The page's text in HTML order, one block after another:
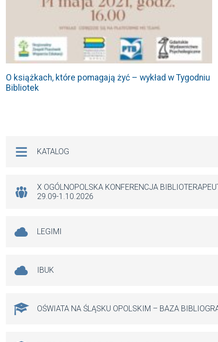
O książkach, które pomagają żyć – wykład w Tygodniu
Bibliotek
KATALOG
X OGÓLNOPOLSKA KONFERENCJA
29.09-1.10.2026
LEGIMI
IBUK
OŚWIATA NA ŚLĄSKU OPOLSKIM – BAZA